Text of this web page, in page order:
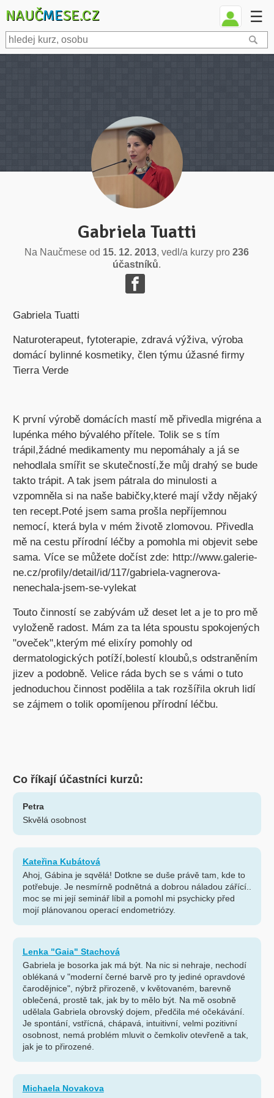
NAUČMESE.CZ ☰
Gabriela Tuatti
Na Naučmese od 15. 12. 2013, vedl/a kurzy pro236
účastníků.
Gabriela Tuatti
Naturoterapeut, fytoterapie, zdravá výživa, výroba
domácí bylinné kosmetiky, člen týmu úžasné firmy
Tierra Verde
K první výrobě domácích mastí mě přivedla migréna a
lupénka mého bývalého přítele. Tolik se s tím
trápil,žádné medikamenty mu nepomáhaly a já se
nehodlala smířit se skutečností,že můj drahý se bude
takto trápit. A tak jsem pátrala do minulosti a
vzpomněla si na naše babičky,které mají vždy nějaký
ten recept.Poté jsem sama prošla nepříjemnou
nemocí, která byla v mém životě zlomovou. Přivedla
mě na cestu přírodní léčby a pomohla mi objevit sebe
sama. Více se můžete dočíst zde: http://www.galerie-
ne.cz/profily/detail/id/117/gabriela-vagnerova-
nenechala-jsem-se-vylekat
Touto činností se zabývám už deset let a je to pro mě
vyloženě radost. Mám za ta léta spoustu spokojených
"oveček",kterým mé elixíry pomohly od
dermatologických potíží,bolestí kloubů,s odstraněním
jizev a podobně. Velice ráda bych se s vámi o tuto
jednoduchou činnost podělila a tak rozšířila okruh lidí
se zájmem o tolik opomíjenou přírodní léčbu.
Co říkají účastníci kurzů:
Petra
Skvělá osobnost
Kateřina Kubátová
Ahoj, Gábina je sqvělá! Dotkne se duše právě tam, kde to
potřebuje. Je nesmírně podnětná a dobrou náladou zářící..
moc se mi její seminář líbil a pomohl mi psychicky před
mojí plánovanou operací endometriózy.
Lenka "Gaia" Stachová
Gabriela je bosorka jak má být. Na nic si nehraje, nechodí
oblékaná v "moderní černé barvě pro ty jediné opravdové
čarodějnice", nýbrž přirozeně, v květovaném, barevně
oblečená, prostě tak, jak by to mělo být. Na mě osobně
udělala Gabriela obrovský dojem, předčila mé očekávání.
Je spontání, vstřícná, chápavá, intuitivní, velmi pozitivní
osobnost, nemá problém mluvit o čemkoliv otevřeně a tak,
jak je to přirozené.
Michaela Novakova